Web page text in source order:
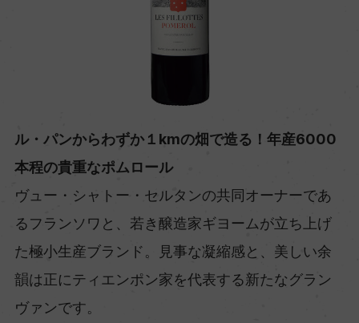
ル・パンからわずか１kmの畑で造る！年産6000
本程の貴重なポムロール
ヴュー・シャトー・セルタンの共同オーナーであ
るフランソワと、若き醸造家ギヨームが立ち上げ
た極小生産ブランド。見事な凝縮感と、美しい余
韻は正にティエンポン家を代表する新たなグラン
ヴァンです。